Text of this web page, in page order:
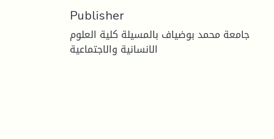
Publisher
جامعة محمد بوضياف بالمسيلة كلية العلوم
الانسانية والاجتماعية